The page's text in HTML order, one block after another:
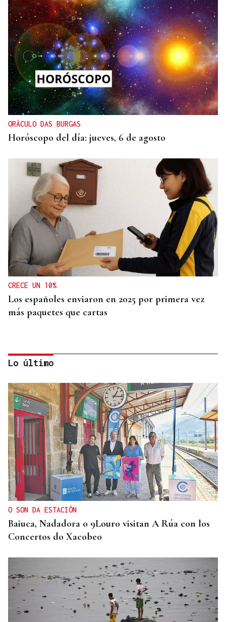
ORÁCULO DAS BURGAS
Horóscopo del día: jueves, 6 de agosto
CRECE UN 10%
Los españoles enviaron en 2025 por primera vez
más paquetes que cartas
MEDICINA FÍSICA Y REHABILITACIÓN
Lucía Ros Dopico, médico especialista: “Mi sueño
es cambiar el paradigma de la discapacidad
infantil”
Lo último
O SON DA ESTACIÓN
Baiuca, Nadadora o 9Louro visitan A Rúa con los
Concertos do Xacobeo